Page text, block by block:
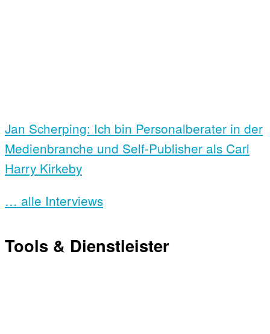
Jan Scherping: Ich bin Personalberater in der
Medienbranche und Self-Publisher als Carl
Harry Kirkeby
… alle Interviews
Tools & Dienstleister